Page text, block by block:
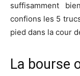
suffisamment
confions les 5
pied dans la cour
La bourse